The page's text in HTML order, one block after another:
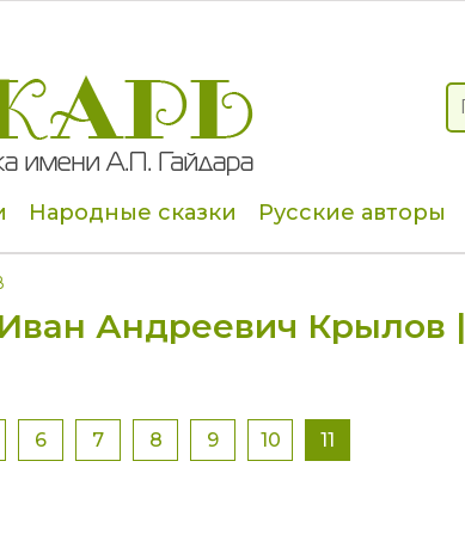
Народные сказки Русские авторы
Андреевич Крылов |
6 7 8 9 10 11